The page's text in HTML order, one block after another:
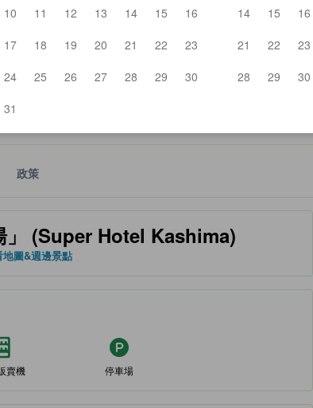
10
11 12 13 14 15
16
17
18 19 20 21 22
23
24
25 26 27 28 29
30
31
14
15 16
21
22 23
28
29 30
照片
政策
」 (Super Hotel Kashima)
務項目的參考指標
地圖&週邊景點
賣機 停車場